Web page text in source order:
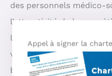
des personnels médico-
l’attractivité de leurs
l’ensemble de la
veiller à créer un cadre
bienveillant, à l’écoute
Appel à signer la